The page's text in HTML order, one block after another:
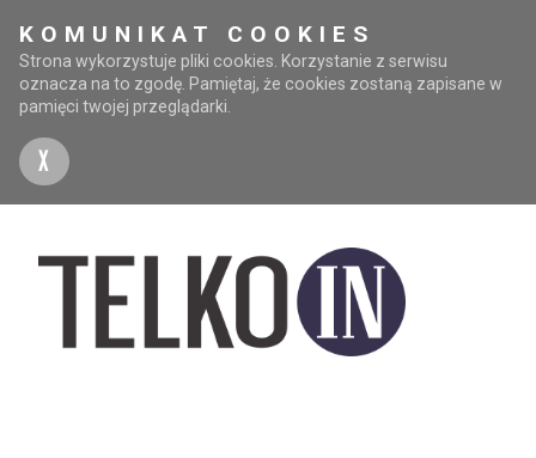
KOMUNIKAT COOKIES
Strona wykorzystuje pliki cookies. Korzystanie z serwisu
oznacza na to zgodę. Pamiętaj, że cookies zostaną zapisane w
pamięci twojej przeglądarki.
X